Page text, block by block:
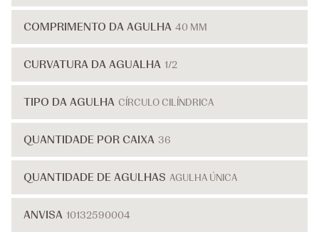
COMPRIMENTO DA AGULHA 40 MM
CURVATURA DA AGUALHA 1/2
TIPO DA AGULHA CÍRCULO CILÍNDRICA
QUANTIDADE POR CAIXA 36
QUANTIDADE DE AGULHAS AGULHA ÚNICA
ANVISA 10132590004